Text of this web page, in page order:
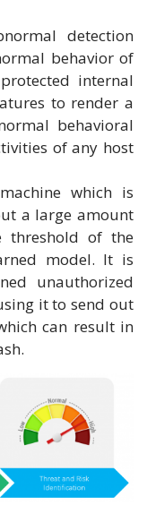
behavior of
internal
to render a
behavioral
of any host
which is
a large amount
threshold of the
model. It is
unauthorized
it to send out
can result in